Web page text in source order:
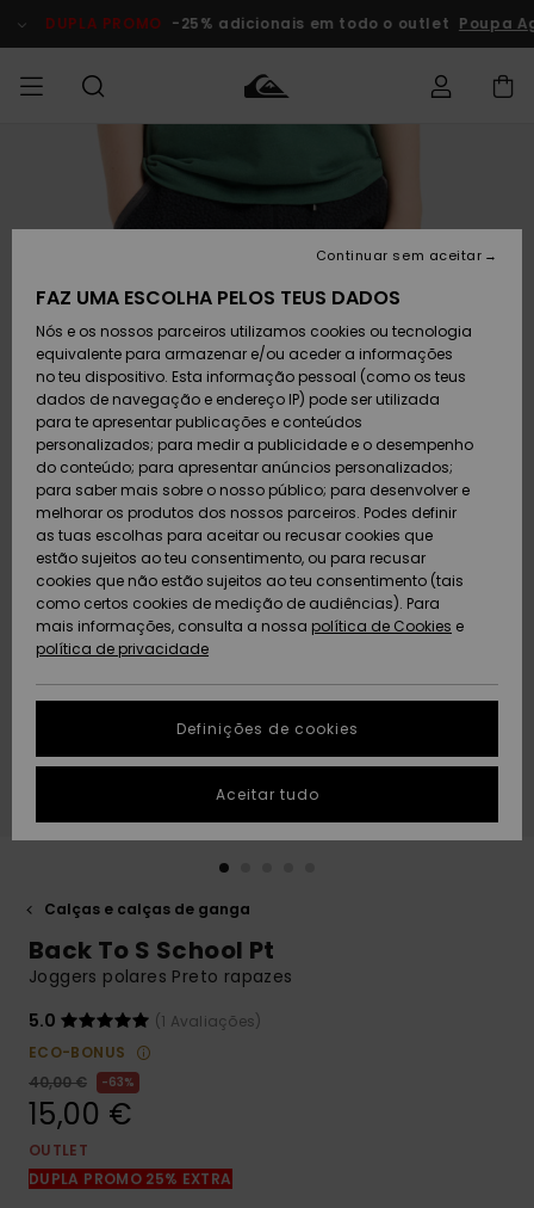
do
DUPLA PROMO -25% adicionais em todo o outlet Poupa
Roupas
Calçado e
chinelos
Surfe/água
Snow
Artigos
recém-
chegados
Coleções
MENINO
Roupas
Calçado e
chinelos
Surfe/água
Neve
Artigos
recém-
chegados
Highlights
MULHER
Shop
chegados
Highlights
Snow
SURF
Surf Shop
Homem
Crianças
Highlights
Community
SNOW
Artigos
Neve
Homem
Artigos
Criança
Snow Shop
Feminino
Highlights
Community
DUPLA
PROMO
Outlet
Homem
Criança
Outlet
Mulher
AJUDA
encomenda
Devoluções
Pagamento
Cartão
presente
Quiksilver
Freedom
Protecção de
dados
Guia de
tamanhos
conversa para
obteres a
resposta mais
rápida à tua
conversa
Encontra
respostas
para as
contacto.
SUSTAINABILITY
PRESENTE
DESEJO
Calças e calças de ganga
Back To S School Pt
Joggers polares Preto rapazes
5.0
(1 Avaliações)
ECO-BONUS
40,00 €
63%
15,00 €
OUTLET
DUPLA PROMO 25% EXTRA
FAZ UMA ESCOLHA PELOS TEUS DADOS
Nós e os nossos parceiros utilizamos cookies ou tecnologia
equivalente para armazenar e/ou aceder a informações
no teu dispositivo. Esta informação pessoal (como os teus
dados de navegação e endereço IP) pode ser utilizada
para te apresentar publicações e conteúdos
personalizados; para medir a publicidade e o desempenho
do conteúdo; para apresentar anúncios personalizados;
para saber mais sobre o nosso público; para desenvolver e
melhorar os produtos dos nossos parceiros. Podes definir
as tuas escolhas para aceitar ou recusar cookies que
estão sujeitos ao teu consentimento, ou para recusar
cookies que não estão sujeitos ao teu consentimento (tais
como certos cookies de medição de audiências). Para
mais informações, consulta a nossa política de Cookies e
política de privacidade
Definições de cookies
Continuar sem aceitar
Aceitar tudo